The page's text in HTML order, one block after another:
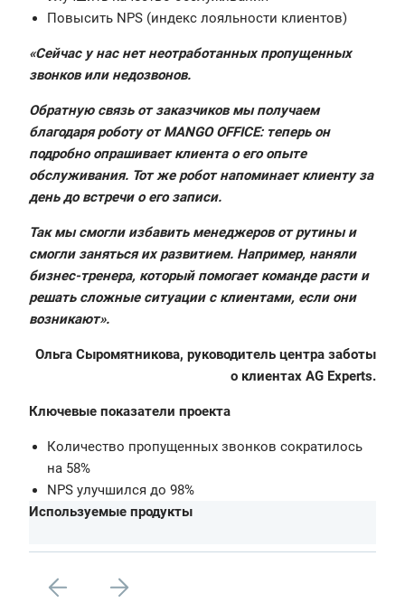
Повысить NPS (индекс лояльности клиентов)
«Сейчас у нас нет неотработанных пропущенных
звонков или недозвонов.
Обратную связь от заказчиков мы получаем
благодаря роботу от MANGO OFFICE: теперь он
подробно опрашивает клиента о его опыте
обслуживания. Тот же робот напоминает клиенту за
день до встречи о его записи.
Так мы смогли избавить менеджеров от рутины и
смогли заняться их развитием. Например, наняли
бизнес-тренера, который помогает команде расти и
решать сложные ситуации с клиентами, если они
возникают».
Ольга Сыромятникова, руководитель центра заботы
о клиентах AG Experts.
Ключевые показатели проекта
Количество пропущенных звонков сократилось
на 58%
NPS улучшился до 98%
Используемые продукты